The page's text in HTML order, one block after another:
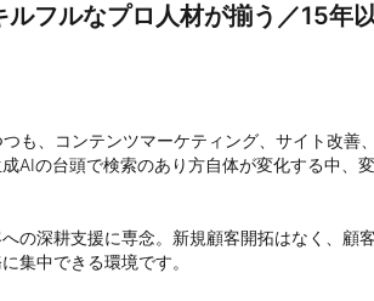
フルなプロ人材が揃う／15年
も、コンテンツマーケティング、サイト改
AIの台頭で検索のあり方自体が変化する中
の深耕支援に専念。新規顧客開拓はなく、
集中できる環境です。